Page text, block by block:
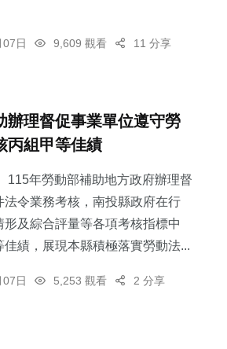
日 9,609 觀看 11 分享
辦理督促事業單位遵守勞
丙組甲等佳績
115年勞動部補助地方政府辦理督
令業務考核，南投縣政府在行
及綜合評量等各項考核指標中
績，展現本縣積極落實勞動法...
日 5,253 觀看 2 分享